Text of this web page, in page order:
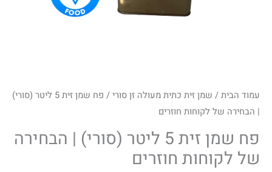
עמוד הבית/ שמן זית כתית מעולה זן סורי
/ פח שמן זית 5 ליטר (סורי)
| הבחירה של לקוחות חוזרים
פח שמן זית 5 ליטר (סורי) | הבחירה
של לקוחות חוזרים